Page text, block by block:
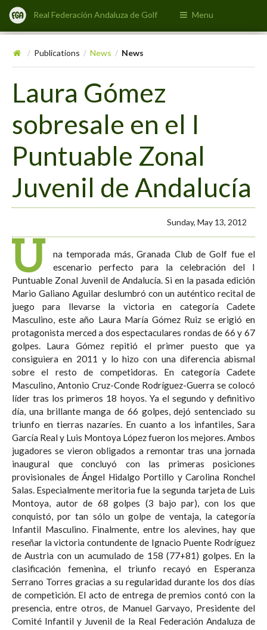
Real Federación Andaluza de Golf Menu
/ Publications / News / News
Laura Gómez
sobresale en el I
Puntuable Zonal
Juvenil de Andalucía
Sunday, May 13, 2012
U
na temporada más, Granada Club de Golf fue el
escenario perfecto para la celebración del I
Puntuable Zonal Juvenil de Andalucía. Si en la pasada edición
Mario Galiano Aguilar deslumbró con un auténtico recital de
juego para llevarse la victoria en categoría Cadete
Masculino, este año Laura María Gómez Ruiz se erigió en
protagonista merced a dos espectaculares rondas de 66 y 67
golpes. Laura Gómez repitió el primer puesto que ya
consiguiera en 2011 y lo hizo con una diferencia abismal
sobre el resto de competidoras. En categoría Cadete
Masculino, Antonio Cruz-Conde Rodríguez-Guerra se colocó
líder tras los primeros 18 hoyos. Ya el segundo y definitivo
día, una brillante manga de 66 golpes, dejó sentenciado su
triunfo en tierras nazaríes. En cuanto a los infantiles, Sara
García Real y Luis Montoya López fueron los mejores. Ambos
jugadores se vieron obligados a remontar tras una jornada
inaugural que concluyó con las primeras posiciones
provisionales de Ángel Hidalgo Portillo y Carolina Ronchel
Salas. Especialmente meritoria fue la segunda tarjeta de Luis
Montoya, autor de 68 golpes (3 bajo par), con los que
conquistó, por tan sólo un golpe de ventaja, la categoría
Infantil Masculino. Finalmente, entre los alevines, hay que
reseñar la victoria contundente de Ignacio Puente Rodríguez
de Austria con un acumulado de 158 (77+81) golpes. En la
clasificación femenina, el triunfo recayó en Esperanza
Serrano Torres gracias a su regularidad durante los dos días
de competición. El acto de entrega de premios contó con la
presencia, entre otros, de Manuel Garvayo, Presidente del
Comité Infantil y Juvenil de la Real Federación Andaluza de